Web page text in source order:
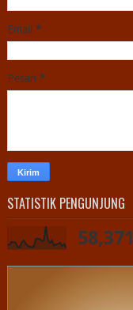
Email *
Pesan *
STATISTIK PENGUNJUNG
58,371